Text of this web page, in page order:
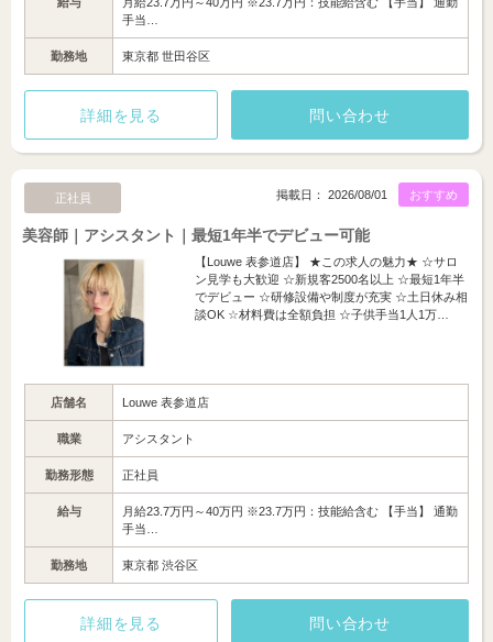
手当…
勤務地 東京都 世田谷区
詳細を見る 問い合わせ
正社員 おすすめ
掲載日： 2026/08/01
美容師｜アシスタント｜最短1年半でデビュー可能
【Louwe 表参道店】 ★この求人の魅力★ ☆サロ
ン見学も大歓迎 ☆新規客2500名以上 ☆最短1年半
でデビュー ☆研修設備や制度が充実 ☆土日休み相
談OK ☆材料費は全額負担 ☆子供手当1人1万…
店舗名 Louwe 表参道店
職業 アシスタント
勤務形態 正社員
給与
月給23.7万円～40万円 ※23.7万円：技能給含む 【手当】 通勤
手当…
勤務地 東京都 渋谷区
詳細を見る 問い合わせ